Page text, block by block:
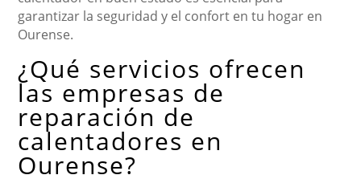
garantizar la seguridad y el confort en tu hogar en
Ourense.
¿Qué servicios ofrecen
las empresas de
reparación de
calentadores en
Ourense?